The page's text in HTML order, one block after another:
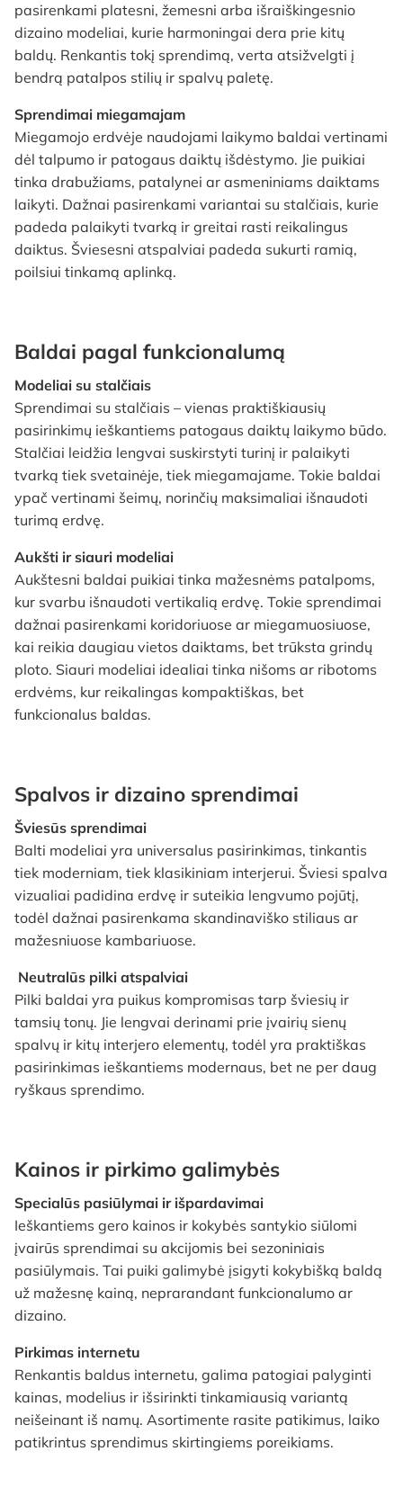
pasirenkami platesni, žemesni arba išraiškingesnio
dizaino modeliai, kurie harmoningai dera prie kitų
baldų. Renkantis tokį sprendimą, verta atsižvelgti į
bendrą patalpos stilių ir spalvų paletę.
Sprendimai miegamajam
Miegamojo erdvėje naudojami laikymo baldai vertinami
dėl talpumo ir patogaus daiktų išdėstymo. Jie puikiai
tinka drabužiams, patalynei ar asmeniniams daiktams
laikyti. Dažnai pasirenkami variantai su stalčiais, kurie
padeda palaikyti tvarką ir greitai rasti reikalingus
daiktus. Šviesesni atspalviai padeda sukurti ramią,
poilsiui tinkamą aplinką.
Baldai pagal funkcionalumą
Modeliai su stalčiais
Sprendimai su stalčiais – vienas praktiškiausių
pasirinkimų ieškantiems patogaus daiktų laikymo būdo.
Stalčiai leidžia lengvai suskirstyti turinį ir palaikyti
tvarką tiek svetainėje, tiek miegamajame. Tokie baldai
ypač vertinami šeimų, norinčių maksimaliai išnaudoti
turimą erdvę.
Aukšti ir siauri modeliai
Aukštesni baldai puikiai tinka mažesnėms patalpoms,
kur svarbu išnaudoti vertikalią erdvę. Tokie sprendimai
dažnai pasirenkami koridoriuose ar miegamuosiuose,
kai reikia daugiau vietos daiktams, bet trūksta grindų
ploto. Siauri modeliai idealiai tinka nišoms ar ribotoms
erdvėms, kur reikalingas kompaktiškas, bet
funkcionalus baldas.
Spalvos ir dizaino sprendimai
Šviesūs sprendimai
Balti modeliai yra universalus pasirinkimas, tinkantis
tiek moderniam, tiek klasikiniam interjerui. Šviesi spalva
vizualiai padidina erdvę ir suteikia lengvumo pojūtį,
todėl dažnai pasirenkama skandinaviško stiliaus ar
mažesniuose kambariuose.
Neutralūs pilki atspalviai
Pilki baldai yra puikus kompromisas tarp šviesių ir
tamsių tonų. Jie lengvai derinami prie įvairių sienų
spalvų ir kitų interjero elementų, todėl yra praktiškas
pasirinkimas ieškantiems modernaus, bet ne per daug
ryškaus sprendimo.
Kainos ir pirkimo galimybės
Specialūs pasiūlymai ir išpardavimai
Ieškantiems gero kainos ir kokybės santykio siūlomi
įvairūs sprendimai su akcijomis bei sezoniniais
pasiūlymais. Tai puiki galimybė įsigyti kokybišką baldą
už mažesnę kainą, neprarandant funkcionalumo ar
dizaino.
Pirkimas internetu
Renkantis baldus internetu, galima patogiai palyginti
kainas, modelius ir išsirinkti tinkamiausią variantą
neišeinant iš namų. Asortimente rasite patikimus, laiko
patikrintus sprendimus skirtingiems poreikiams.